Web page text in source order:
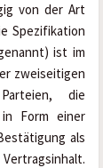
von der Art
Spezifikation
ist im
zweiseitigen
die
Form einer
als